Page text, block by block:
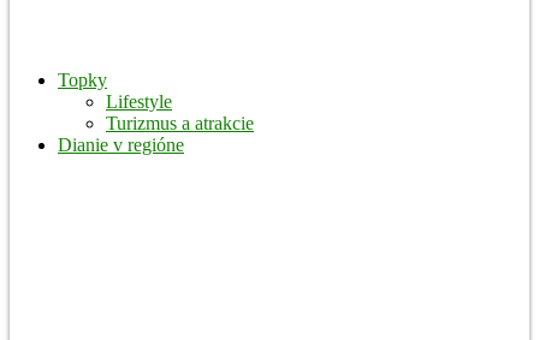
Topky
Lifestyle
Turizmus a atrakcie
Dianie v regióne